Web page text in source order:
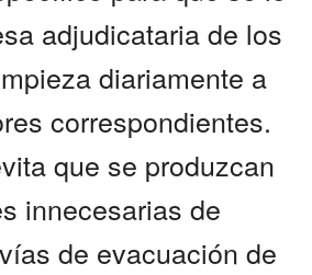
adjudicataria de los
diariamente a
correspondientes.
que se produzcan
innecesarias de
de evacuación de